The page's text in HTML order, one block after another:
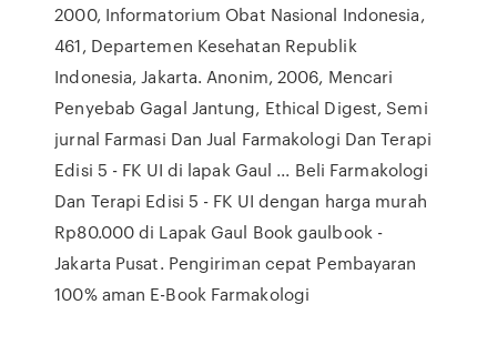
2000, Informatorium Obat Nasional Indonesia,
461, Departemen Kesehatan Republik
Indonesia, Jakarta. Anonim, 2006, Mencari
Penyebab Gagal Jantung, Ethical Digest, Semi
jurnal Farmasi Dan Jual Farmakologi Dan Terapi
Edisi 5 - FK UI di lapak Gaul ... Beli Farmakologi
Dan Terapi Edisi 5 - FK UI dengan harga murah
Rp80.000 di Lapak Gaul Book gaulbook -
Jakarta Pusat. Pengiriman cepat Pembayaran
100% aman E-Book Farmakologi